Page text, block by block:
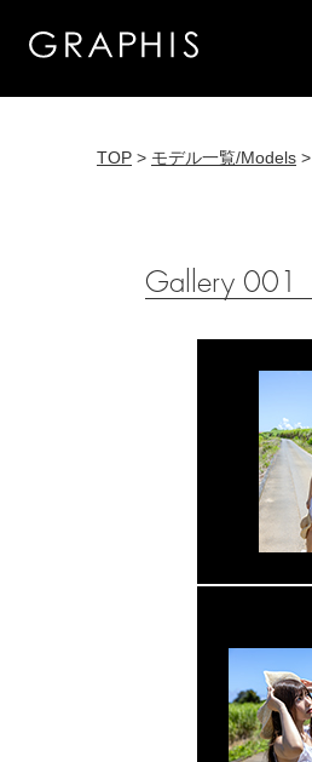
TOP > モデル一覧/Models >
Gallery 001